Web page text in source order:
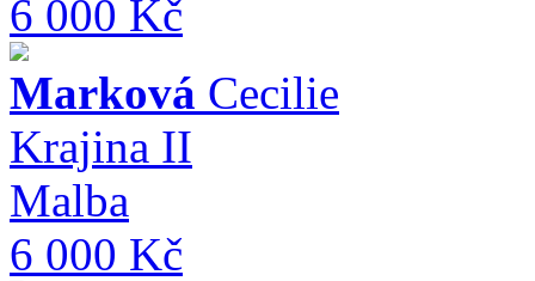
6 000 Kč
Marková Cecilie
Krajina II
Malba
6 000 Kč